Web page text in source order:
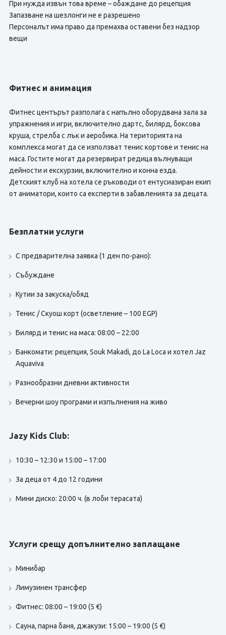
При нужда извън това време – обаждане до рецепция
Запазване на шезлонги не е разрешено
Персоналът има право да премахва оставени без надзор
вещи
Фитнес и анимация
Фитнес центърът разполага с напълно оборудвана зала за
упражнения и игри, включително дартс, билярд, боксова
круша, стрелба с лък и аеробика. На територията на
комплекса могат да се използват тенис кортове и тенис на
маса. Гостите могат да резервират редица вълнуващи
дейности и екскурзии, включително и конна езда.
Детският клуб на хотела се ръководи от ентусиазиран екип
от аниматори, които са експерти в забавленията за децата.
Безплатни услуги
С предварителна заявка (1 ден по-рано):
Събуждане
Кутии за закуска/обяд
Тенис / Скуош корт (осветление – 100 EGP)
Билярд и тенис на маса: 08:00 – 22:00
Банкомати: рецепция, Souk Makadi, до La Loca и хотел Jaz
Aquaviva
Разнообразни дневни активности
Вечерни шоу програми и изпълнения на живо
Jazy Kids Club:
10:30 – 12:30 и 15:00 – 17:00
За деца от 4 до 12 години
Мини диско: 20:00 ч. (в лоби терасата)
Услуги срещу допълнително заплащане
Минибар
Лимузинен трансфер
Фитнес: 08:00 – 19:00 (5 €)
Сауна, парна баня, джакузи: 15:00 – 19:00 (5 €)